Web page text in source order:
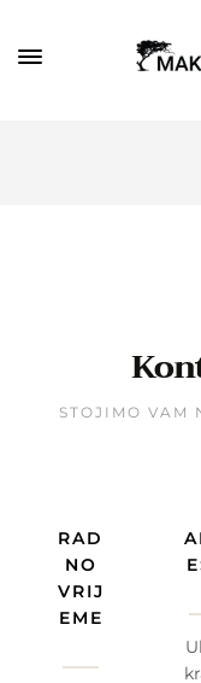
STOJIMO VAM
RAD
NO
VRIJ
EME